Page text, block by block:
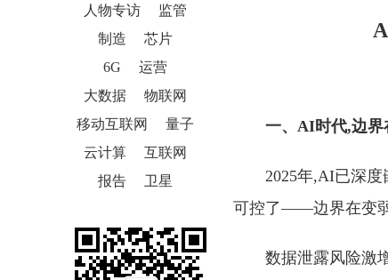
人物专访
监管
制造
芯片
6G
运营
大数据
物联网
移动互联网
量子
云计算
互联网
报告
卫星
一、AI时代,边界
2025年,AI已深
可控了——边界在变弱
数据泄露风险激